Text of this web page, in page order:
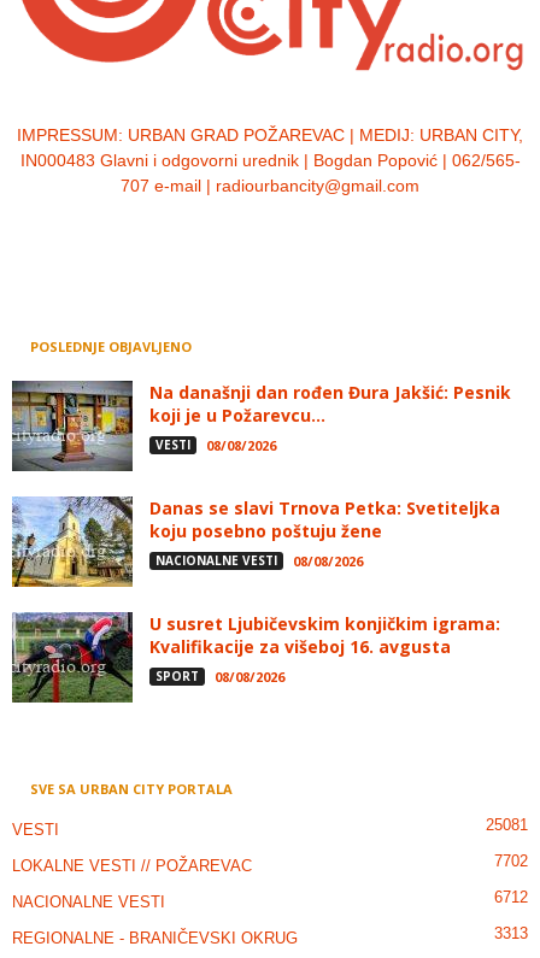
IMPRESSUM: URBAN GRAD POŽAREVAC | MEDIJ: URBAN CITY,
IN000483 Glavni i odgovorni urednik | Bogdan Popović | 062/565-
707 e-mail | radiourbancity@gmail.com
POSLEDNJE OBJAVLJENO
Na današnji dan rođen Đura Jakšić: Pesnik
koji je u Požarevcu...
VESTI 08/08/2026
Danas se slavi Trnova Petka: Svetiteljka
koju posebno poštuju žene
NACIONALNE VESTI 08/08/2026
U susret Ljubičevskim konjičkim igrama:
Kvalifikacije za višeboj 16. avgusta
SPORT 08/08/2026
SVE SA URBAN CITY PORTALA
VESTI 25081
LOKALNE VESTI // POŽAREVAC 7702
NACIONALNE VESTI 6712
REGIONALNE - BRANIČEVSKI OKRUG 3313